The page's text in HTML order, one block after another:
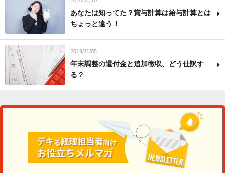
あなたは知ってた？賞与計算は給与計算とは
ちょっと違う！
2019/11/05
年末調整の還付金と追加徴収、どう仕訳す
る？